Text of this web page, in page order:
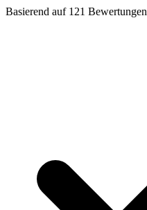
Basierend auf 121 Bewertungen